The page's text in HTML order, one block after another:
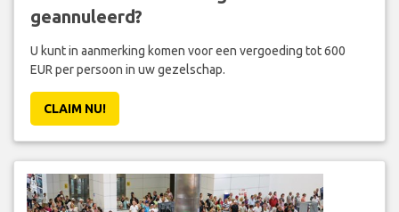
geannuleerd?
U kunt in aanmerking komen voor een vergoeding tot 600
EUR per persoon in uw gezelschap.
CLAIM NU!